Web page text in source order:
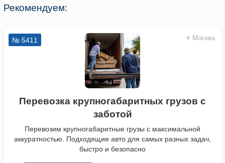
Рекомендуем:
Москва
№ 5411
Перевозка крупногабаритных грузов с
заботой
Перевозим крупногабаритные грузы с максимальной
аккуратностью. Подходящие авто для самых разных задач,
быстро и безопасно